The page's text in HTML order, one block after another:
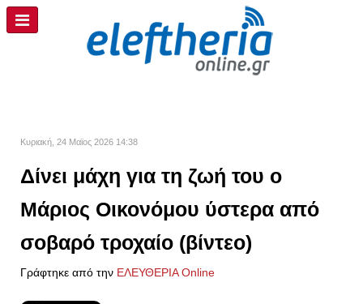
Κυριακή, 24 Μαϊος 2026 14:38
Δίνει μάχη για τη ζωή του o
Μάριος Οικονόμου ύστερα από
σοβαρό τροχαίο (βίντεο)
Γράφτηκε από την ΕΛΕΥΘΕΡΙΑ Online